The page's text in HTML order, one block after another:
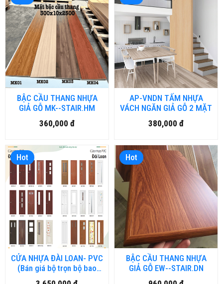
BẬC CẦU THANG NHỰA
GIẢ GỖ MK--STAIR.HM
360,000 đ
AP-VNDN TẤM NHỰA
VÁCH NGĂN GIẢ GỖ 2 MẶT
380,000 đ
Hot
CỬA NHỰA ĐÀI LOAN- PVC
(Bán giá bộ trọn bộ bao
gồm lắp đặt theo KÍCH
Hot
BẬC CẦU THANG NHỰA
GIẢ GỖ EW--STAIR.DN